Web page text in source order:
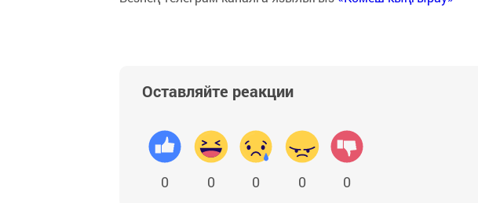
Оставляйте реакции
0 0 0 0 0